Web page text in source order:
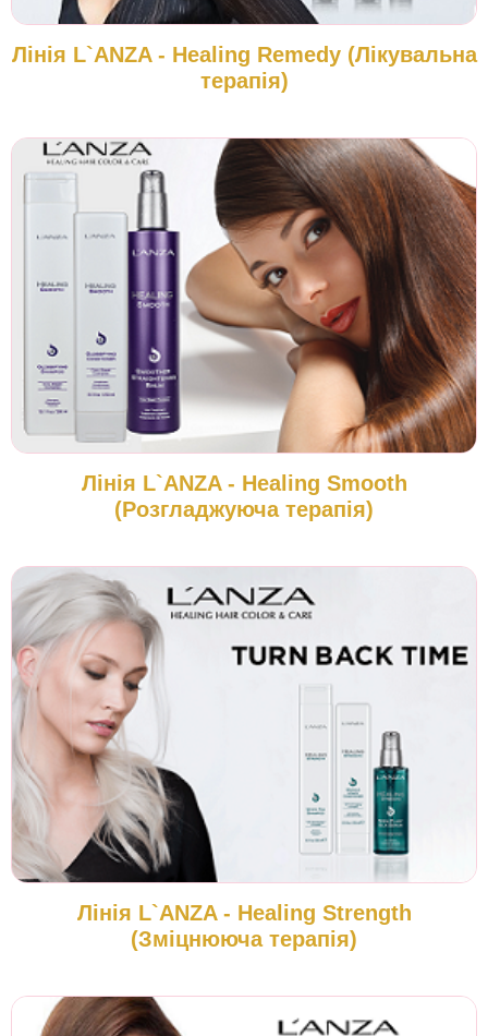
Лінія L`ANZA - Healing Remedy (Лікувальна
терапія)
Лінія L`ANZA - Healing Smooth
(Розгладжуюча терапія)
Лінія L`ANZA - Healing Strength
(Зміцнююча терапія)